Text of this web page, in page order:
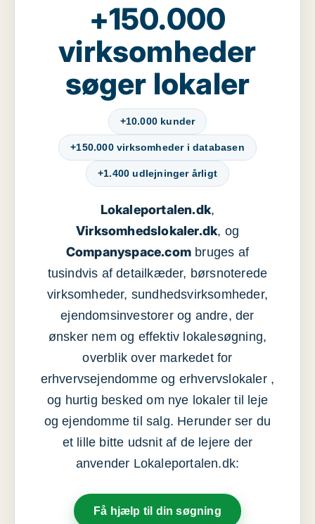
+150.000
virksomheder
søger lokaler
+10.000 kunder
+150.000 virksomheder i databasen
+1.400 udlejninger årligt
Lokaleportalen.dk,
Virksomhedslokaler.dk, og
Companyspace.com bruges af
tusindvis af detailkæder, børsnoterede
virksomheder, sundhedsvirksomheder,
ejendomsinvestorer og andre, der
ønsker nem og effektiv lokalesøgning,
overblik over markedet for
erhvervsejendomme og erhvervslokaler ,
og hurtig besked om nye lokaler til leje
og ejendomme til salg. Herunder ser du
et lille bitte udsnit af de lejere der
anvender Lokaleportalen.dk:
Få hjælp til din søgning